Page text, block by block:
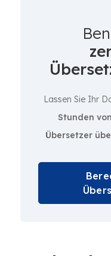
Lassen Sie Ihr
Stunden
Übersetzer